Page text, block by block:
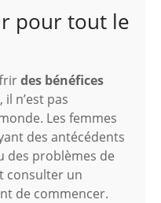
pour tout le
des bénéfices
, il n’est pas
Les femmes
des antécédents
des problèmes de
consulter un
de commencer.